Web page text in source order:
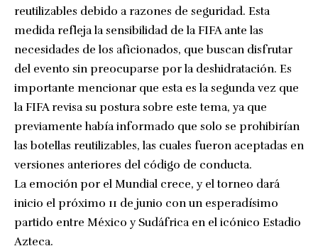
reutilizables debido a razones de seguridad. Esta
medida refleja la sensibilidad de la FIFA ante las
necesidades de los aficionados, que buscan disfrutar
del evento sin preocuparse por la deshidratación. Es
importante mencionar que esta es la segunda vez que
la FIFA revisa su postura sobre este tema, ya que
previamente había informado que solo se prohibirían
las botellas reutilizables, las cuales fueron aceptadas en
versiones anteriores del código de conducta.
La emoción por el Mundial crece, y el torneo dará
inicio el próximo 11 de junio con un esperadísimo
partido entre México y Sudáfrica en el icónico Estadio
Azteca.